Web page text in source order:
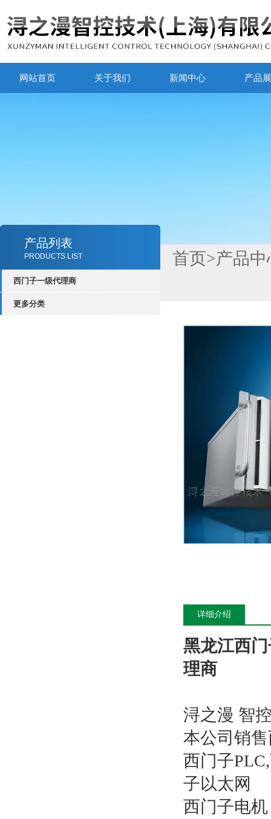
网站首页 关于我们 新闻中心 产品
产品列表
PRODUCTS LIST
西门子一级代理商
更多分类
首页>产品中
详细介绍
黑龙江西
理商
浔之漫 智
本公司销
西门子
子以太网
西门子电